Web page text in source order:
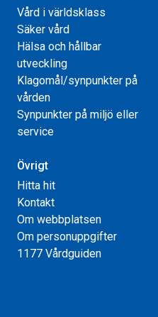
Vård i världsklass
Säker vård
Hälsa och hållbar
utveckling
Klagomål/synpunkter på
vården
Synpunkter på miljö eller
service
Övrigt
Hitta hit
Kontakt
Om webbplatsen
Om personuppgifter
1177 Vårdguiden